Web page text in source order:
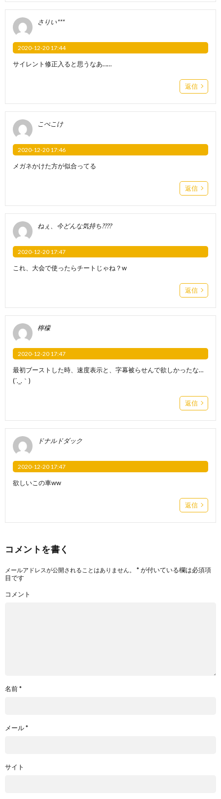
さりい***
2020-12-20 17:44
サイレント修正入ると思うなあ……
返信
こぺこけ
2020-12-20 17:46
メガネかけた方が似合ってる
返信
ねぇ、今どんな気持ち????
2020-12-20 17:47
これ、大会で使ったらチートじゃね？w
返信
檸檬
2020-12-20 17:47
最初ブーストした時、速度表示と、字幕被らせんで欲しかったな…
(´._.｀)
返信
ドナルドダック
2020-12-20 17:47
欲しいこの車ww
返信
コメントを書く
メールアドレスが公開されることはありません。 *が付いている欄は必須項
目です
コメント
名前*
メール*
サイト